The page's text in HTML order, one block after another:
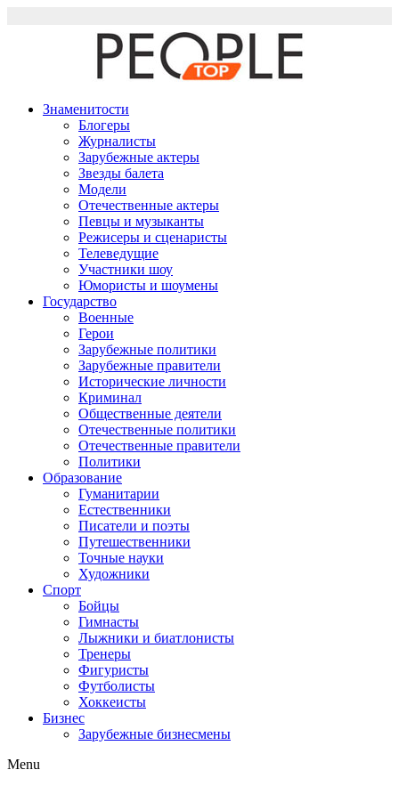
Знаменитости
Блогеры
Журналисты
Зарубежные актеры
Звезды балета
Модели
Отечественные актеры
Певцы и музыканты
Режисеры и сценаристы
Телеведущие
Участники шоу
Юмористы и шоумены
Государство
Военные
Герои
Зарубежные политики
Зарубежные правители
Исторические личности
Криминал
Общественные деятели
Отечественные политики
Отечественные правители
Политики
Образование
Гуманитарии
Естественники
Писатели и поэты
Путешественники
Точные науки
Художники
Спорт
Бойцы
Гимнасты
Лыжники и биатлонисты
Тренеры
Фигуристы
Футболисты
Хоккеисты
Бизнес
Зарубежные бизнесмены
Menu